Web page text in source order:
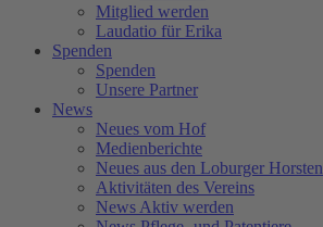
Mitglied werden
Laudatio für Erika
Spenden
Spenden
Unsere Partner
News
Neues vom Hof
Medienberichte
Neues aus den Loburger Horsten
Aktivitäten des Vereins
News Aktiv werden